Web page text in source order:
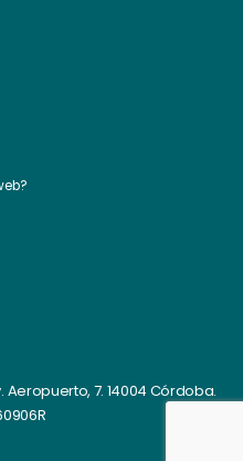
Aeropuerto, 7. 14004 Córdoba.